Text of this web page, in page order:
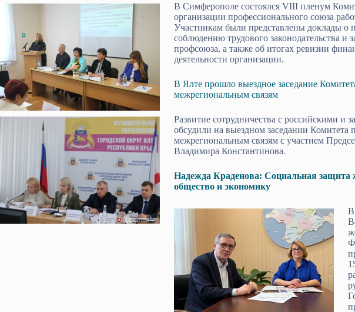
В Симферополе состоялся VIII пленум
организации профессионального союза
Участникам были представлены доклады о
соблюдению трудового законодательства и
профсоюза, а также об итогах ревизии
деятельности организации.
В Ялте прошло выездное заседание
межрегиональным связям
Развитие сотрудничества с российскими и
обсудили на выездном заседании
межрегиональным связям с участием
Владимира Константинова.
Надежда Краденова: Социальная
общество и экономику
В